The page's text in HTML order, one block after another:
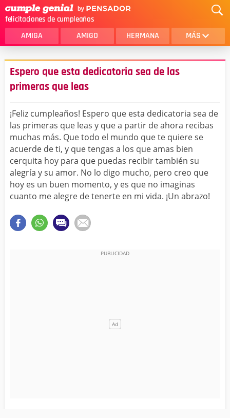
felicitaciones de cumpleaños
AMIGA AMIGO HERMANA MÁS
MAMA
AMOR
CRISTIANOS
HERMANO
HIJO
NOVIA
ESPOSO
PAPA
HOMBRE
TIA
CUÑADA
TODAS LAS CATEGORÍAS
Espero que esta dedicatoria sea de las
primeras que leas
¡Feliz cumpleaños! Espero que esta dedicatoria sea de
las primeras que leas y que a partir de ahora recibas
muchas más. Que todo el mundo que te quiere se
acuerde de ti, y que tengas a los que amas bien
cerquita hoy para que puedas recibir también su
alegría y su amor. No lo digo mucho, pero creo que
hoy es un buen momento, y es que no imaginas
cuanto me alegre de tenerte en mi vida. ¡Un abrazo!